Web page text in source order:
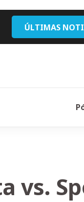
ÚLTIMAS
vs.